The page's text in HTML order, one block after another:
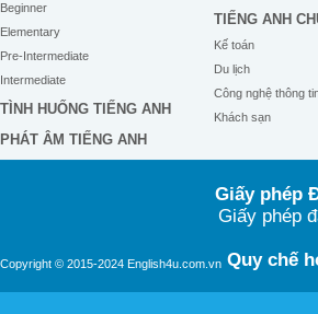
Beginner
Elementary
Pre-Intermediate
Intermediate
TÌNH HUỐNG TIẾNG ANH
PHÁT ÂM TIẾNG ANH
TIẾNG ANH
Kế toán
Du lịch
Công nghệ thông
Khách sạn
Copyright © 2015-2024 English4u.com.vn
Giấy phép
Giấy phép
Quy chế